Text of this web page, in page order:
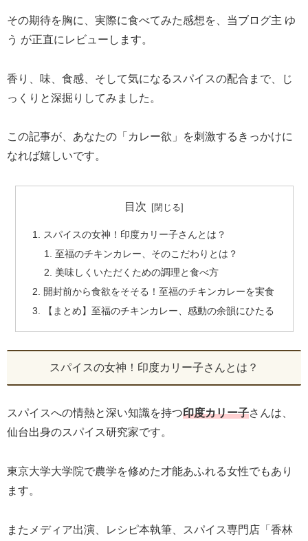
その期待を胸に、実際に食べてみた感想を、当ブログ主 ゆ
う が正直にレビューします。
香り、味、食感、そして気になるスパイスの配合まで、じ
っくりと深掘りしてみました。
この記事が、あなたの「カレー欲」を刺激するきっかけに
なれば嬉しいです。
目次
スパイスの女神！印度カリー子さんとは？
至福のチキンカレー、そのこだわりとは？
美味しくいただくための調理と食べ方
開封前から食欲をそそる！至福のチキンカレーを実食
【まとめ】至福のチキンカレー、感動の余韻にひたる
スパイスの女神！印度カリー子さんとは？
スパイスへの情熱と深い知識を持つ印度カリー子さんは、
仙台出身のスパイス研究家です。
東京大学大学院で農学を修めた才能あふれる女性でもあり
ます。
またメディア出演、レシピ本執筆、スパイス専門店「香林